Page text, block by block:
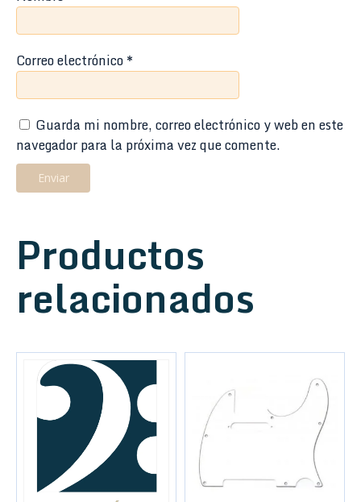
Correo electrónico*
Guarda mi nombre, correo electrónico y web en este
navegador para la próxima vez que comente.
Productos
relacionados